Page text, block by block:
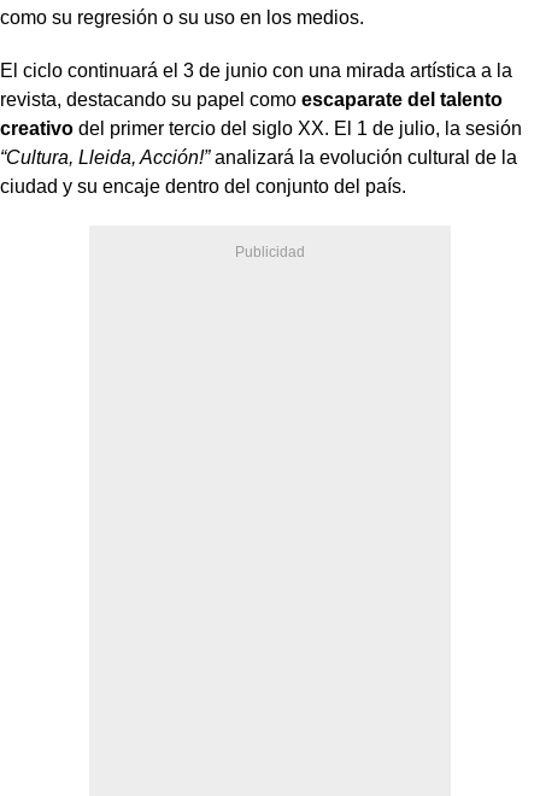
como su regresión o su uso en los medios.
El ciclo continuará el 3 de junio con una mirada artística a la
revista, destacando su papel como escaparate del talento
creativo del primer tercio del siglo XX. El 1 de julio, la sesión
“Cultura, Lleida, Acción!”analizará la evolución cultural de la
ciudad y su encaje dentro del conjunto del país.